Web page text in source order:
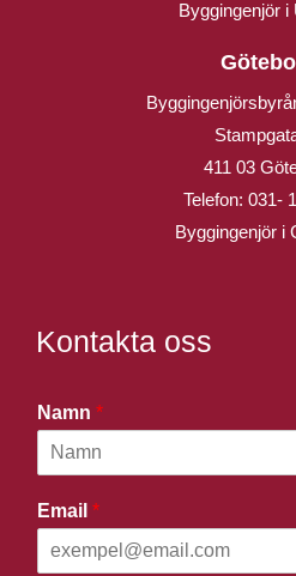
Byggingenjör i
411 03
Telefon: 031-
Byggingenjör i
Kontakta oss
Namn *
Email *